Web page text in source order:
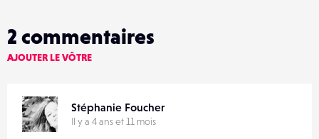
2 commentaires
AJOUTER LE VÔTRE
Stéphanie Foucher
Il y a 4 ans et 11 mois